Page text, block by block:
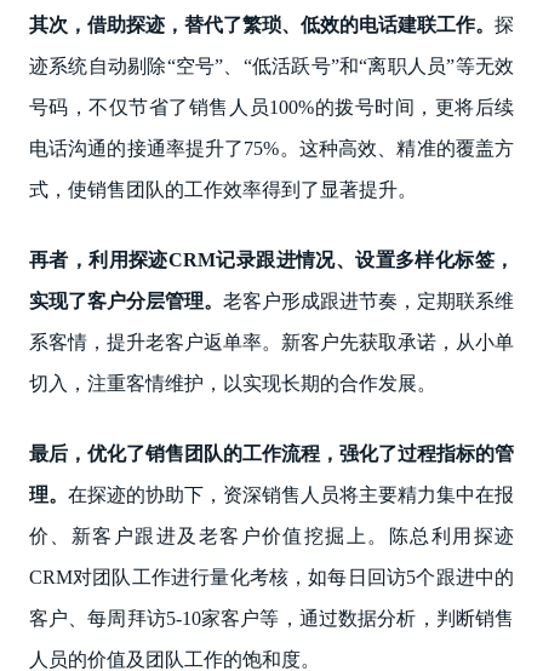
其次，借助探迹，替代了繁琐、低效的电话建联工作。探
迹系统自动剔除“空号”、“低活跃号”和“离职人员”等无效
号码，不仅节省了销售人员100%的拨号时间，更将后续
电话沟通的接通率提升了75%。这种高效、精准的覆盖方
式，使销售团队的工作效率得到了显著提升。
再者，利用探迹CRM记录跟进情况、设置多样化标签，
实现了客户分层管理。 老客户形成跟进节奏，定期联系维
系客情，提升老客户返单率。新客户先获取承诺，从小单
切入，注重客情维护，以实现长期的合作发展。
最后，优化了销售团队的工作流程，强化了过程指标的管
理。 在探迹的协助下，资深销售人员将主要精力集中在报
价、新客户跟进及老客户价值挖掘上。陈总利用探迹
CRM对团队工作进行量化考核，如每日回访5个跟进中的
客户、每周拜访5-10家客户等，通过数据分析，判断销售
人员的价值及团队工作的饱和度。